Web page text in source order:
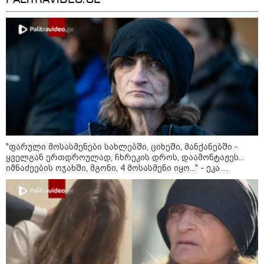
ფული ამ ზოდიაქოს ნიშნების
ხელში აღმოჩნდება: ვინ
გამდიდრდება?
როგორ ჩავიცვათ 40 წლის
შემდეგ: მილიონერების
სტილისტის 8 ოქროს წესი და
აუცილებელი სამოსი
მსოფლიო
"ფარული მოსასმენები სახლებში, ციხეში, მანქანებში -
ყველგან ერთდროულად, ჩხრეკის დროს, დაამონტაჟეს...
იმნაძეების ოჯახში, მგონი, 4 მოსასმენი იყო..." - ეკა
კუპატაძე